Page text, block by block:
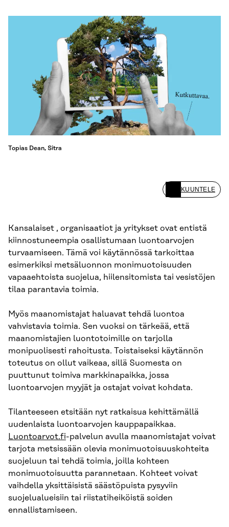
Topias Dean, Sitra
KUUNTELE
Kansalaiset , organisaatiot ja yritykset ovat entistä
kiinnostuneempia osallistumaan luontoarvojen
turvaamiseen. Tämä voi käytännössä tarkoittaa
esimerkiksi metsäluonnon monimuotoisuuden
vapaaehtoista suojelua, hiilensitomista tai vesistöjen
tilaa parantavia toimia.
Myös maanomistajat haluavat tehdä luontoa
vahvistavia toimia. Sen vuoksi on tärkeää, että
maanomistajien luontotoimille on tarjolla
monipuolisesti rahoitusta. Toistaiseksi käytännön
toteutus on ollut vaikeaa, sillä Suomesta on
puuttunut toimiva markkinapaikka, jossa
luontoarvojen myyjät ja ostajat voivat kohdata.
Tilanteeseen etsitään nyt ratkaisua kehittämällä
uudenlaista luontoarvojen kauppapaikkaa.
Luontoarvot.fi-palvelun avulla maanomistajat voivat
tarjota metsissään olevia monimuotoisuuskohteita
suojeluun tai tehdä toimia, joilla kohteen
monimuotoisuutta parannetaan. Kohteet voivat
vaihdella yksittäisistä säästöpuista pysyviin
suojelualueisiin tai riistatiheiköistä soiden
ennallistamiseen.